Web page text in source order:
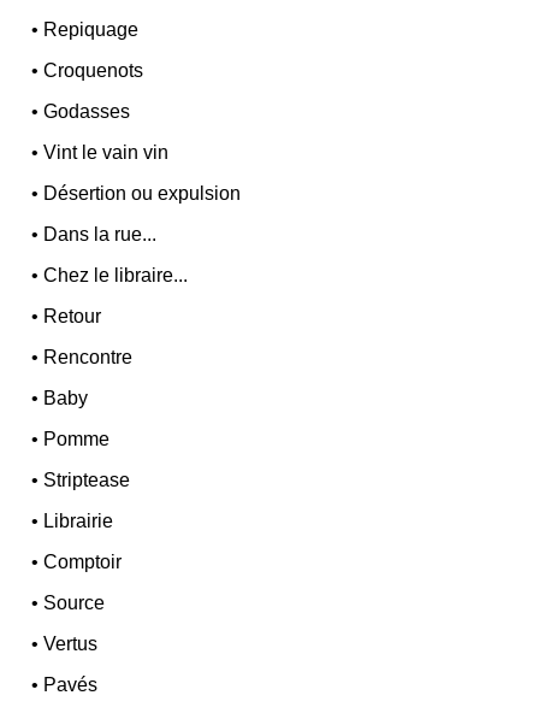
• Repiquage
•Croquenots
•Godasses
•Vint le vain vin
• Désertion ou expulsion
• Dans la rue...
•Chez le libraire...
• Retour
• Rencontre
• Baby
• Pomme
• Striptease
• Librairie
•Comptoir
• Source
•Vertus
• Pavés